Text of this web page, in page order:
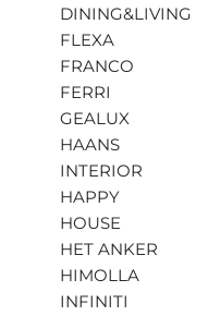
DINING&LIVING
FLEXA
FRANCO
FERRI
GEALUX
HAANS
INTERIOR
HAPPY
HOUSE
HET ANKER
HIMOLLA
INFINITI